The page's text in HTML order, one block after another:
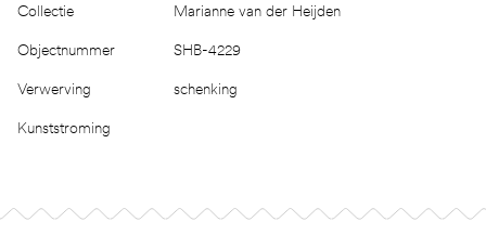
Collectie Marianne van der Heijden
Objectnummer SHB-4229
Verwerving schenking
Kunststroming